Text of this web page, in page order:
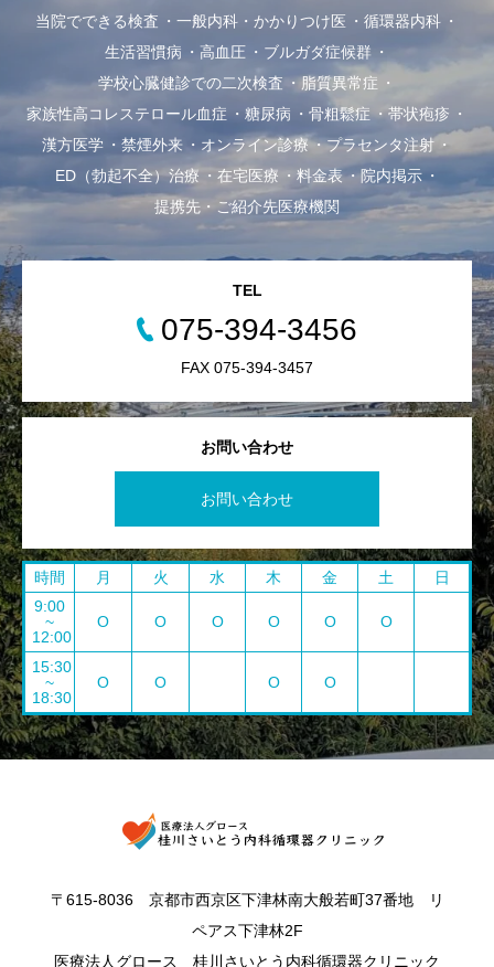
当院でできる検査
一般内科・かかりつけ医
循環器内科
生活習慣病
高血圧
ブルガダ症候群
学校心臓健診での二次検査
脂質異常症
家族性高コレステロール血症
糖尿病 骨粗鬆症
帯状疱疹
漢方医学
禁煙外来 オンライン診療
プラセンタ注射
ED（勃起不全）治療
在宅医療 料金表
院内掲示
提携先・ご紹介先医療機関
お問い合わせ
お問い合わせ
TEL
075-394-3456
FAX 075-394-3457
時間 月 火 水 木 金 土
日
9:00
~
12:00
O O O O O O
15:30
~
18:30
O O O O
〒615-8036 京都市西京区下津林南大般若町37番地 リ
ペアス下津林2F
医療法人グロース 桂川さいとう内科循環器クリニック